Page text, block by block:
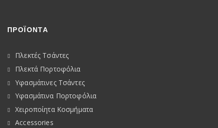
ΠΡΟΪΟΝΤΑ
Πλεκτές Τσάντες
Πλεκτά Πορτοφόλια
Υφασμάτινες Τσάντες
Υφασμάτινα Πορτοφόλια
Χειροποίητα Κοσμήματα
Accessories